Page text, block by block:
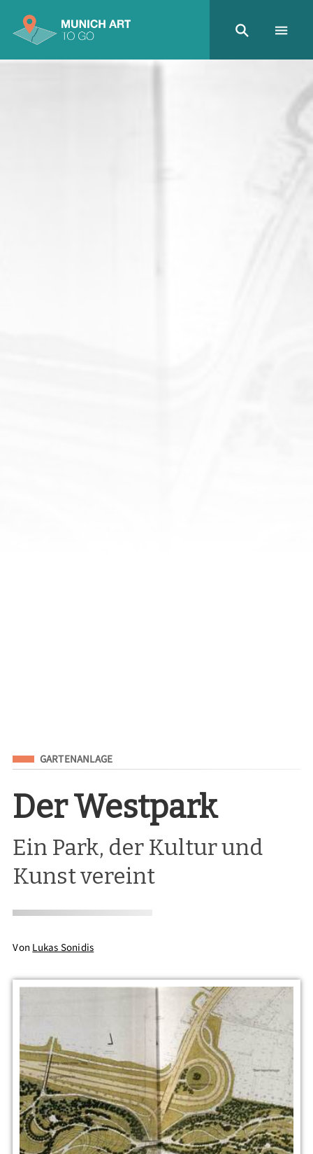
Eingeordnet unter
GARTENANLAGE
Der Westpark
Ein Park, der Kultur und
Kunst vereint
Von Lukas Sonidis